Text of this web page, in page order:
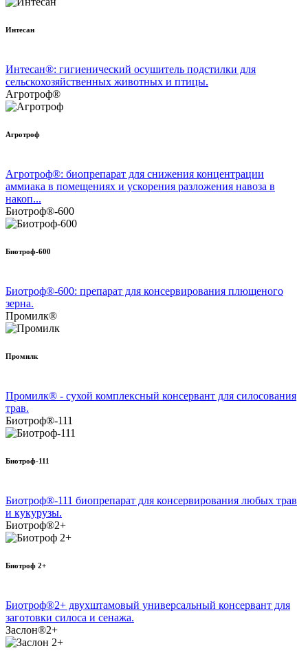
Интесан
Интесан®: гигиенический осушитель подстилки для
сельскохозяйственных животных и птицы.
Агротроф®
Агротроф
Агротроф®: биопрепарат для снижения концентрации
аммиака в помещениях и ускорения разложения навоза в
накоп...
Биотроф®-600
Биотроф-600
Биотроф®-600: препарат для консервирования плющеного
зерна.
Промилк®
Промилк
Промилк® - сухой комплексный консервант для силосования
трав.
Биотроф®-111
Биотроф-111
Биотроф®-111 биопрепарат для консервирования любых трав
и кукурузы.
Биотроф®2+
Биотроф 2+
Биотроф®2+ двухштамовый универсальный консервант для
заготовки силоса и сенажа.
Заслон®2+